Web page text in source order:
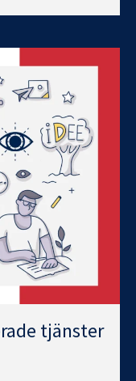
tjänster